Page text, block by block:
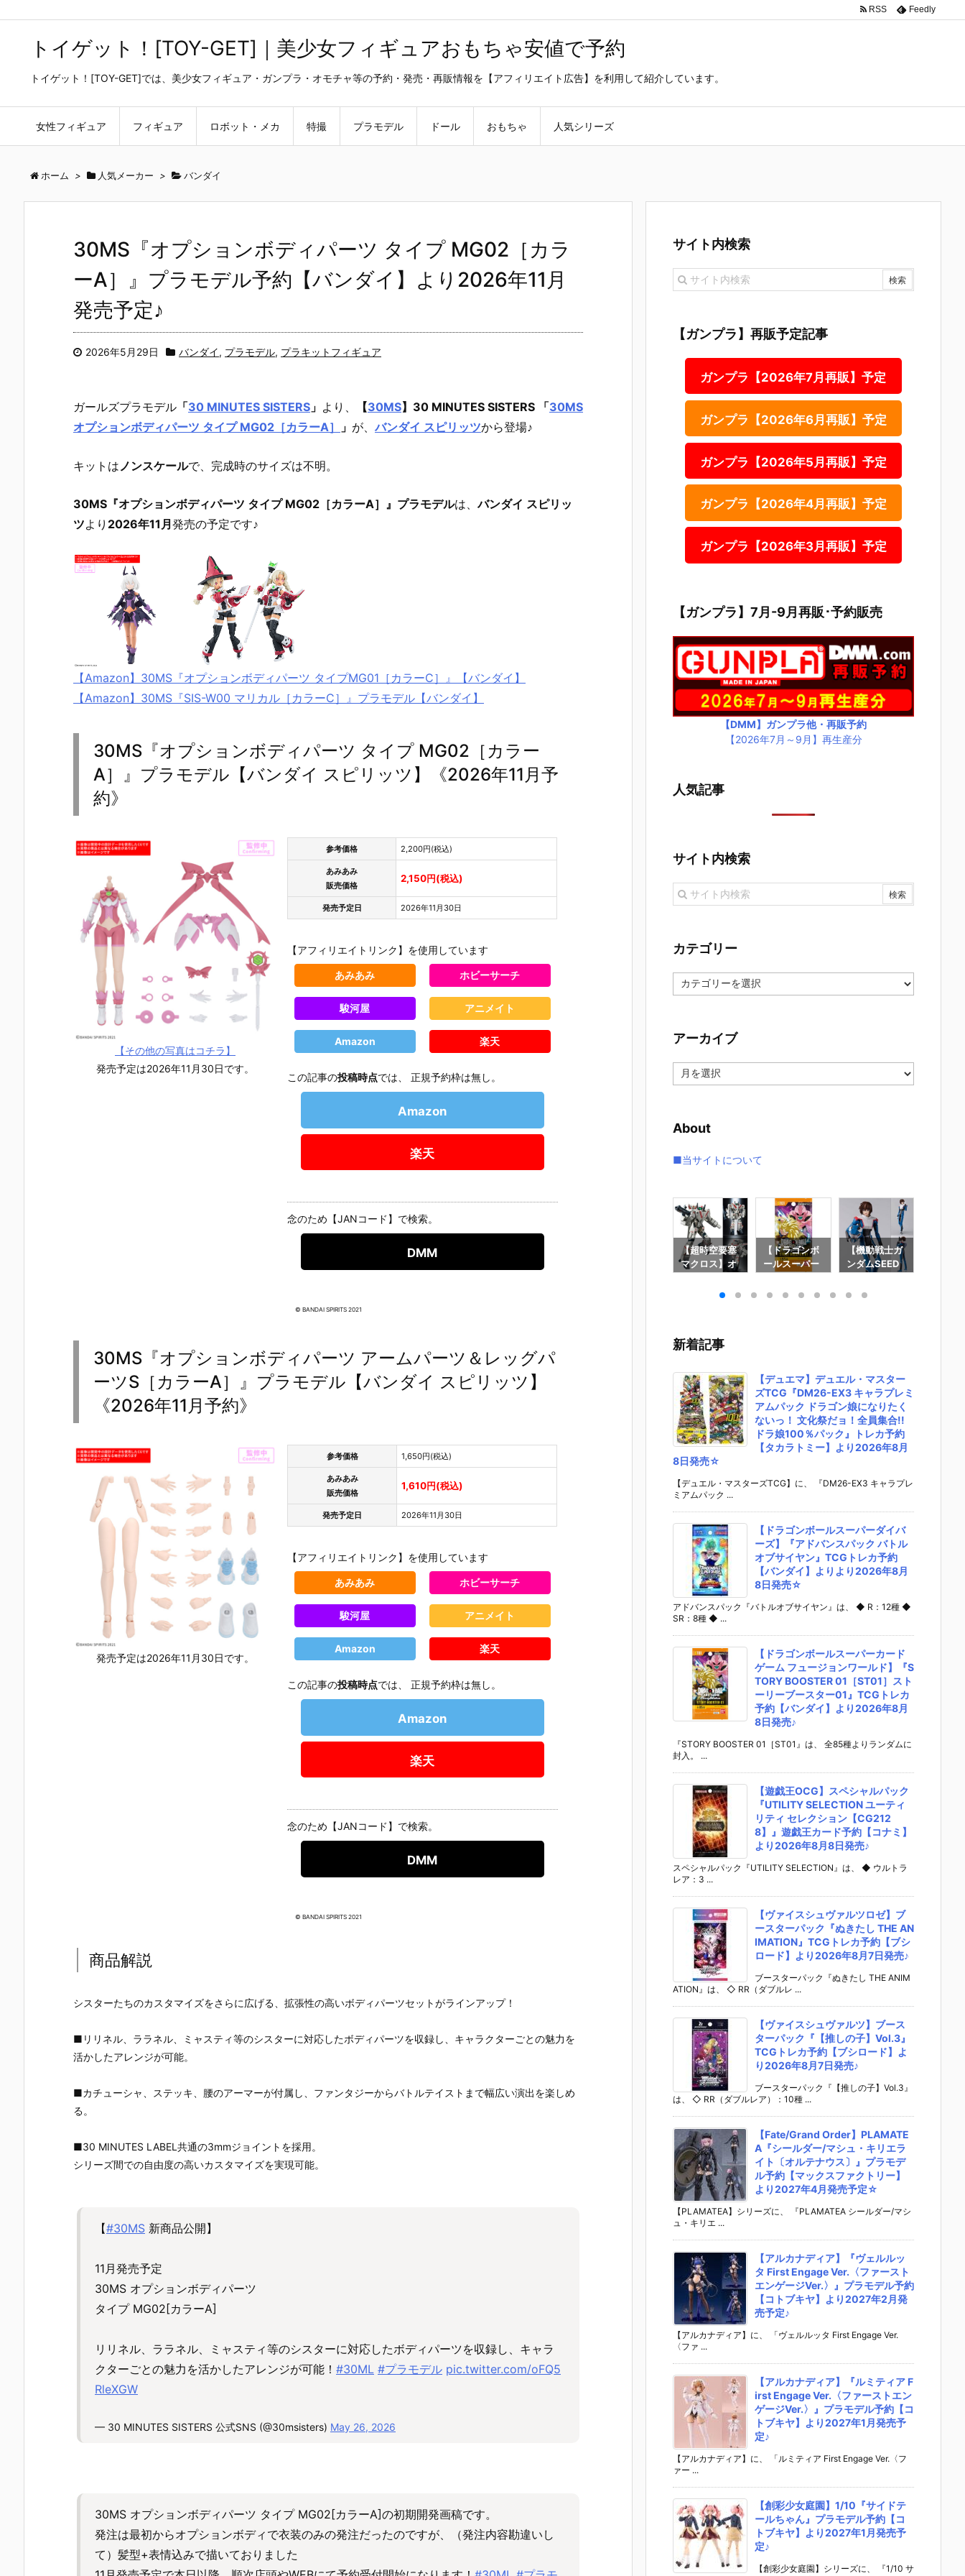
トイゲット！[TOY-GET]｜美少女フィギュアおもちゃ安値で予約
トイゲット！[TOY-GET]では、美少女フィギュア・ガンプラ・オモチャ等の予約・発売・再販情報を【アフィリエイト広告】を利用して紹介しています。
女性フィギュア フィギュア ロボット・メカ 特撮 プラモデル ドール おもちゃ 人気シリーズ
RSS Feedly
ホーム > 人気メーカー > バンダイ
30MS『オプションボディパーツ タイプ MG02［カラ
ーA］』プラモデル予約【バンダイ】より2026年11月
発売予定♪
2026年5月29日 バンダイ, プラモデル, プラキットフィギュア
ガールズプラモデル 「30 MINUTES SISTERS 」 より、 【30MS】30 MINUTES SISTERS 「30MS
オプションボディパーツ タイプ MG02［カラーA］
」 が、バンダイ スピリッツから登場♪
キットは ノンスケールで、完成時のサイズは不明。
30MS『オプションボディパーツ タイプ MG02［カラーA］』プラモデルは、バンダイ スピリッ
ツより 2026年11月 発売の予定です♪
【Amazon】30MS『オプションボディパーツ タイプMG01［カラーC］』【バンダイ】
【Amazon】30MS『SIS-W00 マリカル［カラーC］』プラモデル【バンダイ】
30MS『オプションボディパーツ タイプ MG02［カラー
A］』プラモデル【バンダイ スピリッツ】《2026年11月予
約》
【その他の写真はコチラ】
発売予定は2026年11月30日です。
参考価格 2,200円(税込)
あみあみ
販売価格
2,150円(税込)
発売予定日 2026年11月30日
【アフィリエイトリンク】を使用しています
あみあみ ホビーサーチ
駿河屋 アニメイト
Amazon 楽天
この記事の投稿時点では、 正規予約枠は無し。
Amazon
楽天
念のため【JANコード】で検索。
DMM
© BANDAI SPIRITS 2021
30MS『オプションボディパーツ アームパーツ＆レッグパ
ーツS［カラーA］』プラモデル【バンダイ スピリッツ】
《2026年11月予約》
発売予定は2026年11月30日です。
参考価格 1,650円(税込)
あみあみ
販売価格
1,610円(税込)
発売予定日 2026年11月30日
【アフィリエイトリンク】を使用しています
あみあみ ホビーサーチ
駿河屋 アニメイト
Amazon 楽天
この記事の投稿時点では、 正規予約枠は無し。
Amazon
楽天
念のため【JANコード】で検索。
DMM
© BANDAI SPIRITS 2021
商品解説
シスターたちのカスタマイズをさらに広げる、拡張性の高いボディパーツセットがラインアップ！
■リリネル、ララネル、ミャスティ等のシスターに対応したボディパーツを収録し、キャラクターごとの魅力を
活かしたアレンジが可能。
■カチューシャ、ステッキ、腰のアーマーが付属し、ファンタジーからバトルテイストまで幅広い演出を楽しめ
る。
■30 MINUTES LABEL共通の3mmジョイントを採用。
シリーズ間での自由度の高いカスタマイズを実現可能。
【#30MS 新商品公開】
11月発売予定
30MS オプションボディパーツ
タイプ MG02[カラーA]
リリネル、ララネル、ミャスティ等のシスターに対応したボディパーツを収録し、キャラ
クターごとの魅力を活かしたアレンジが可能！ #30ML #プラモデル pic.twitter.com/oFQ5
RleXGW
— 30 MINUTES SISTERS 公式SNS (@30msisters) May 26, 2026
30MS オプションボディパーツ タイプ MG02[カラーA]の初期開発画稿です。
発注は最初からオプションボディで衣装のみの発注だったのですが、（発注内容勘違いし
て）髪型+表情込みで描いておりました
サイト内検索
【ガンプラ】再販予定記事
ガンプラ【2026年7月再販】予定
ガンプラ【2026年6月再販】予定
ガンプラ【2026年5月再販】予定
ガンプラ【2026年4月再販】予定
ガンプラ【2026年3月再販】予定
【ガンプラ】7月-9月再販･予約販売
【DMM】ガンプラ他・再販予約
【2026年7月～9月】再生産分
人気記事
サイト内検索
カテゴリー
カ
テ
ー
アーカイブ
ー
ブ
About
■当サイトについて
L/ストライク
フリーダムガ
ンダム』可動
フィギュア予
約【バンダ
予定♪
より2027年1
月発売予定♪
THE GHOST
ンダイ】より
2027年1月発
売予定♪
フィギュア予
定♪
【機動警察パ
予約【バンダ
イ】より202
7年1月発売予
イ】より202
7年3月発売予
定♪
【超時空要塞
マクロス】オ
ブ・バルキリ
フィギュア予
イ】より202
7年1月発売予
定♪
【ドラゴンボ
ールスーパー
フュージョン
スター01』T
CGトレカ予
約【バンダ
イ】より202
6年8月8日発
売♪
【機動戦士ガ
ンダムSEED
S.H.フィギュ
r.）』可動フ
ィギュア予約
【バンダイ】
より2026年1
2月発売予定♪
新着記事
【デュエマ】デュエル・マスター
ズTCG『DM26-EX3 キャラプレミ
アムパック ドラゴン娘になりたく
ないっ！ 文化祭だョ！全員集合!!
ドラ娘100％パック』トレカ予約
【タカラトミー】より2026年8月
8日発売☆
【デュエル・マスターズTCG】に、 『DM26-EX3 キャラプレ
ミアムパック ...
【ドラゴンボールスーパーダイバ
ーズ】『アドバンスパック バトル
オブサイヤン』TCGトレカ予約
【バンダイ】よりより2026年8月
8日発売☆
アドバンスパック『バトルオブサイヤン』は、 ◆ R：12種 ◆
SR：8種 ◆ ...
【ドラゴンボールスーパーカード
ゲーム フュージョンワールド】『S
TORY BOOSTER 01［ST01］スト
ーリーブースター01』TCGトレカ
予約【バンダイ】より2026年8月
8日発売♪
『STORY BOOSTER 01［ST01』は、 全85種よりランダムに
封入。 ...
【遊戯王OCG】スペシャルパック
『UTILITY SELECTION ユーティ
リティ セレクション【CG212
8】』遊戯王カード予約【コナミ】
より2026年8月8日発売♪
スペシャルパック『UTILITY SELECTION』は、 ◆ ウルトラ
レア：3 ...
【ヴァイスシュヴァルツロゼ】ブ
ースターパック『ぬきたし THE AN
IMATION』TCGトレカ予約【ブシ
ロード】より2026年8月7日発売♪
ブースターパック『ぬきたし THE ANIM
ATION』は、 ◇ RR（ダブルレ ...
【ヴァイスシュヴァルツ】ブース
ターパック『【推しの子】Vol.3』
TCGトレカ予約【ブシロード】よ
り2026年8月7日発売♪
ブースターパック『【推しの子】Vol.3』
は、 ◇ RR（ダブルレア）：10種 ...
【Fate/Grand Order】PLAMATE
A『シールダー/マシュ・キリエラ
イト〔オルテナウス〕』プラモデ
ル予約【マックスファクトリー】
より2027年4月発売予定☆
【PLAMATEA】シリーズに、 『PLAMATEA シールダー/マシ
ュ・キリエ ...
【アルカナディア】『ヴェルルッ
タ First Engage Ver.〈ファースト
エンゲージVer.〉』プラモデル予約
【コトブキヤ】より2027年2月発
売予定♪
【アルカナディア】に、 「ヴェルルッタ First Engage Ver.
〈ファ ...
【アルカナディア】『ルミティア F
irst Engage Ver.〈ファーストエン
ゲージVer.〉』プラモデル予約【コ
トブキヤ】より2027年1月発売予
定♪
【アルカナディア】に、 「ルミティア First Engage Ver.〈フ
ァー ...
【創彩少女庭園】1/10『サイドテ
ールちゃん』プラモデル予約【コ
トブキヤ】より2027年1月発売予
定♪
【創彩少女庭園】シリーズに、 『1/10 サ